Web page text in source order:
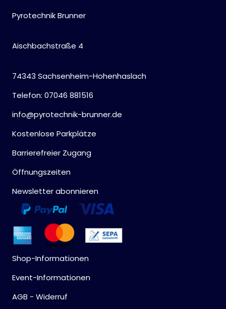
Pyrotechnik Brunner
Aischbachstraße 4
74343 Sachsenheim-Hohenhaslach
Telefon: 07046 881516
info@pyrotechnik-brunner.de
Kostenlose Parkplätze
Barrierefreier Zugang
Öffnungszeiten
Newsletter abonnieren
Shop-Informationen
Event-Informationen
AGB - Widerruf